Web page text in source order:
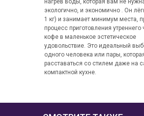
нагрев воды, которая вам не
экологично, и экономично . Он
1 кг) и занимает минимум места,
процесс приготовления утреннего
кофе в маленькое эстетическое
удовольствие. Это идеальный
одного человека или пары,
расставаться со стилем даже на
компактной кухне.